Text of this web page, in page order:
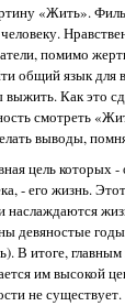
«Жить».
помимо
язык для
Как это
смотреть
выводы,
цель которых
- его жизнь.
наслаждаются
девяностые
В итоге,
им высокой
не существует.